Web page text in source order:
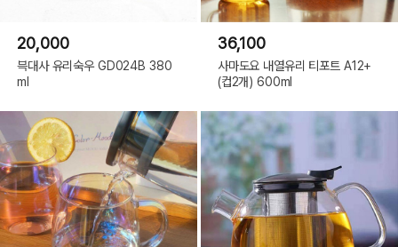
20,000
븍대사 유리숙우 GD024B 380
ml
36,100
사마도요 내열유리 티포트 A12+
(컵2개) 600ml